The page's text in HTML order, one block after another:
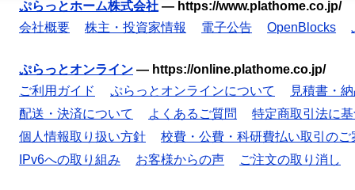
ぷらっとホーム株式会社 — https://www.plathome.co.jp/
会社概要
株主・投資家情報 電子公告 OpenBlocks
ぷらっとオンライン — https://online.plathome.co.jp/
ご利用ガイド
ぷらっとオンラインについて
見積書・
配送・決済について
よくあるご質問
特定商取引法に
個人情報取り扱い方針
校費・公費・科研費払い取引のご
IPv6への取り組み
お客様からの声 ご注文の取り消し